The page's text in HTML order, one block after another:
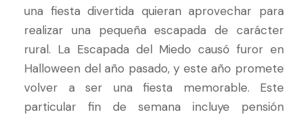
una fiesta divertida quieran aprovechar para
realizar una pequeña escapada de carácter
rural. La Escapada del Miedo causó furor en
Halloween del año pasado, y este año promete
volver a ser una fiesta memorable. Este
particular fin de semana incluye pensión